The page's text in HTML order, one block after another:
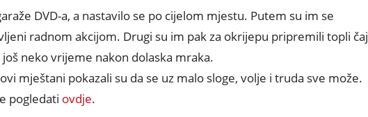
DVD-a, a nastavilo se po cijelom mjestu. Putem su im se
radnom akcijom. Drugi su im pak za okrijepu pripremili topli čaj
neko vrijeme nakon dolaska mraka.
mještani pokazali su da se uz malo sloge, volje i truda sve može.
pogledati ovdje.